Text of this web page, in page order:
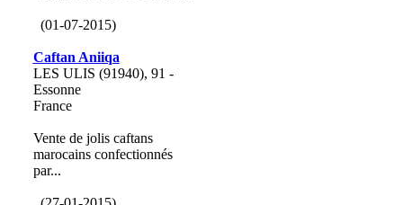
(01-07-2015)
Caftan Aniiqa
LES ULIS (91940), 91 -
Essonne
France
Vente de jolis caftans
marocains confectionnés
par...